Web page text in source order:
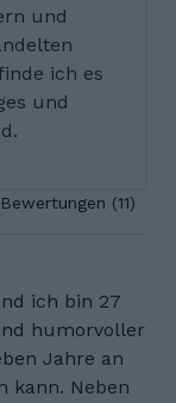
und
ich es
und
Bewertungen (11)
ich bin 27
humorvoller
Jahre an
kann. Neben